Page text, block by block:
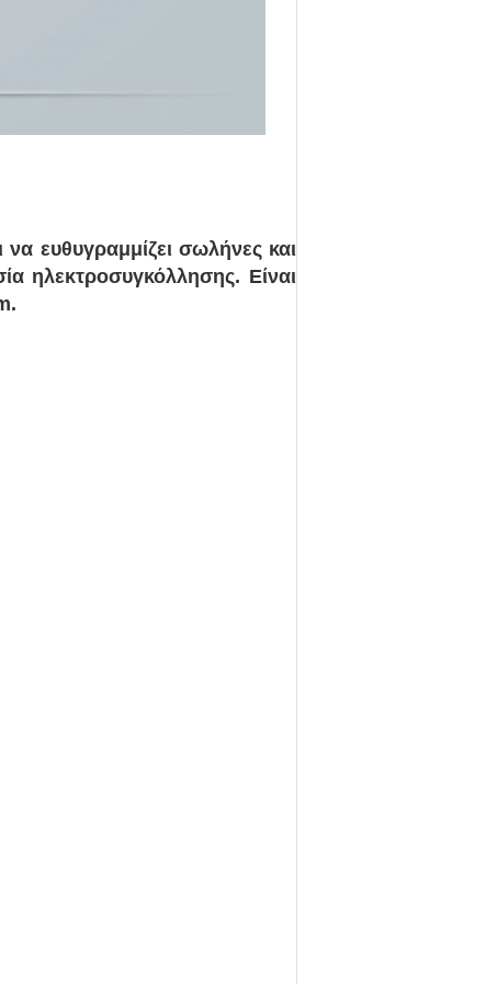
να ευθυγραμμίζει σωλήνες και
ηλεκτροσυγκόλλησης. Είναι